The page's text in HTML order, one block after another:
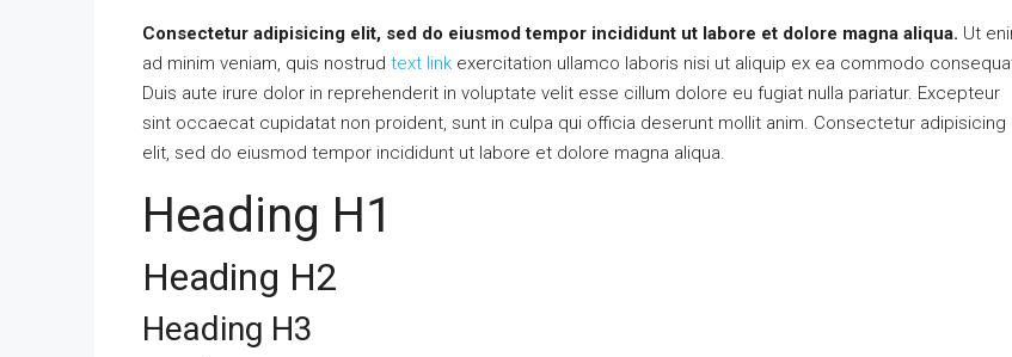
Consectetur adipisicing elit, sed do eiusmod tempor incididunt ut labore et dolore magna aliqua. Ut
ad minim veniam, quis nostrud text link exercitation ullamco laboris nisi ut aliquip ex ea commodo
Duis aute irure dolor in reprehenderit in voluptate velit esse cillum dolore eu fugiat nulla pariatur. Excepteur
sint occaecat cupidatat non proident, sunt in culpa qui officia deserunt mollit anim. Consectetur adipisicing
elit, sed do eiusmod tempor incididunt ut labore et dolore magna aliqua.
Heading H1
Heading H2
Heading H3